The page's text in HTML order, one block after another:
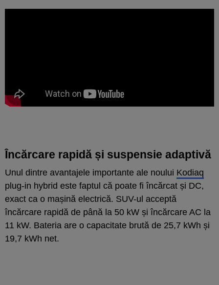
Încărcare rapidă și suspensie adaptivă
Unul dintre avantajele importante ale noului Kodiaq
plug-in hybrid este faptul că poate fi încărcat și DC,
exact ca o mașină electrică. SUV-ul acceptă
încărcare rapidă de până la 50 kW și încărcare AC la
11 kW. Bateria are o capacitate brută de 25,7 kWh și
19,7 kWh net.